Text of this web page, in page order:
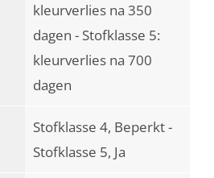
kleurverlies na 350
dagen - Stofklasse 5:
kleurverlies na 700
dagen
Stofklasse 4, Beperkt -
Stofklasse 5, Ja